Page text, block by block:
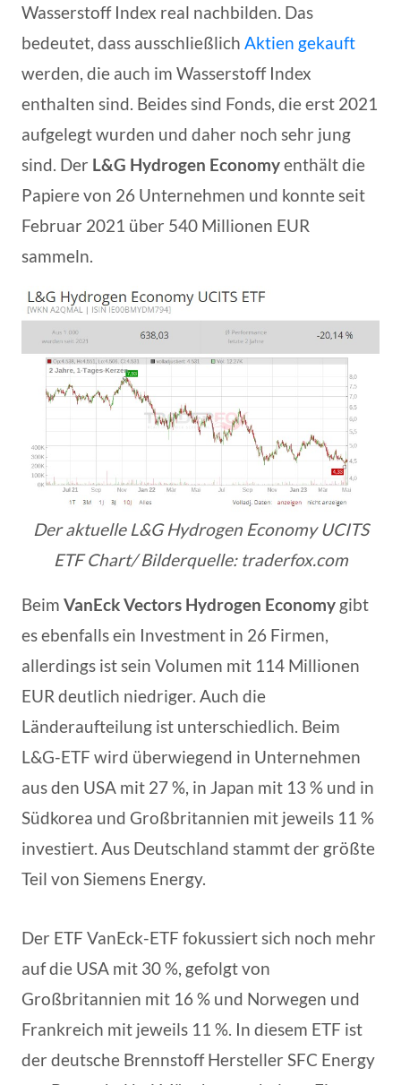
Wasserstoff Index real nachbilden. Das
bedeutet, dass ausschließlich Aktien gekauft
werden, die auch im Wasserstoff Index
enthalten sind. Beides sind Fonds, die erst 2021
aufgelegt wurden und daher noch sehr jung
sind. Der L&G Hydrogen Economyenthält die
Papiere von 26 Unternehmen und konnte seit
Februar 2021 über 540 Millionen EUR
sammeln.
Der aktuelle L&G Hydrogen Economy UCITS
ETF Chart/ Bilderquelle: traderfox.com
Beim VanEck Vectors Hydrogen Economy gibt
es ebenfalls ein Investment in 26 Firmen,
allerdings ist sein Volumen mit 114 Millionen
EUR deutlich niedriger. Auch die
Länderaufteilung ist unterschiedlich. Beim
L&G-ETF wird überwiegend in Unternehmen
aus den USA mit 27 %, in Japan mit 13 % und in
Südkorea und Großbritannien mit jeweils 11 %
investiert. Aus Deutschland stammt der größte
Teil von Siemens Energy.
Der ETF VanEck-ETF fokussiert sich noch mehr
auf die USA mit 30 %, gefolgt von
Großbritannien mit 16 % und Norwegen und
Frankreich mit jeweils 11 %. In diesem ETF ist
der deutsche Brennstoff Hersteller SFC Energy